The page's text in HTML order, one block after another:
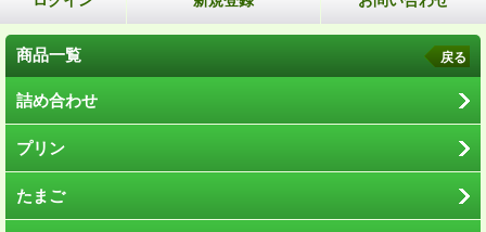
商品一覧 戻る
詰め合わせ
プリン
たまご